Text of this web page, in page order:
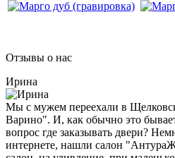
Отзывы о нас
Ирина
Мы с мужем переехали в
Варино". И, как обычно это
вопрос где заказывать двери?
интернете, нашли салон